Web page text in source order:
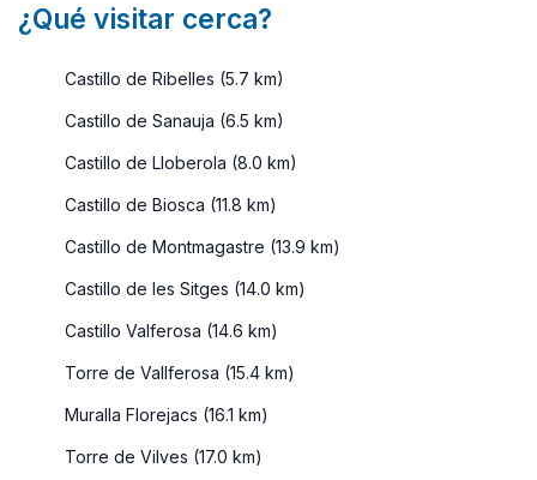
¿Qué visitar cerca?
Castillo de Ribelles (5.7 km)
Castillo de Sanauja (6.5 km)
Castillo de Lloberola (8.0 km)
Castillo de Biosca (11.8 km)
Castillo de Montmagastre (13.9 km)
Castillo de les Sitges (14.0 km)
Castillo Valferosa (14.6 km)
Torre de Vallferosa (15.4 km)
Muralla Florejacs (16.1 km)
Torre de Vilves (17.0 km)